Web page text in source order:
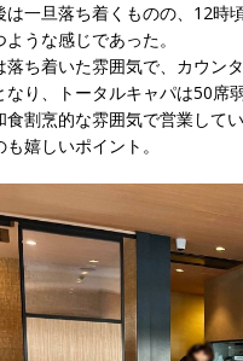
は一旦落ち着くものの、12時
ような感じであった。
落ち着いた雰囲気で、カウン
なり、トータルキャパは50席弱
食割烹的な雰囲気で営業して
嬉しいポイント。